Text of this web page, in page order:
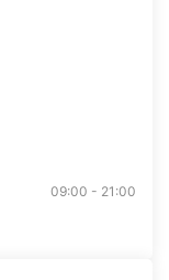
09:00 - 21:00